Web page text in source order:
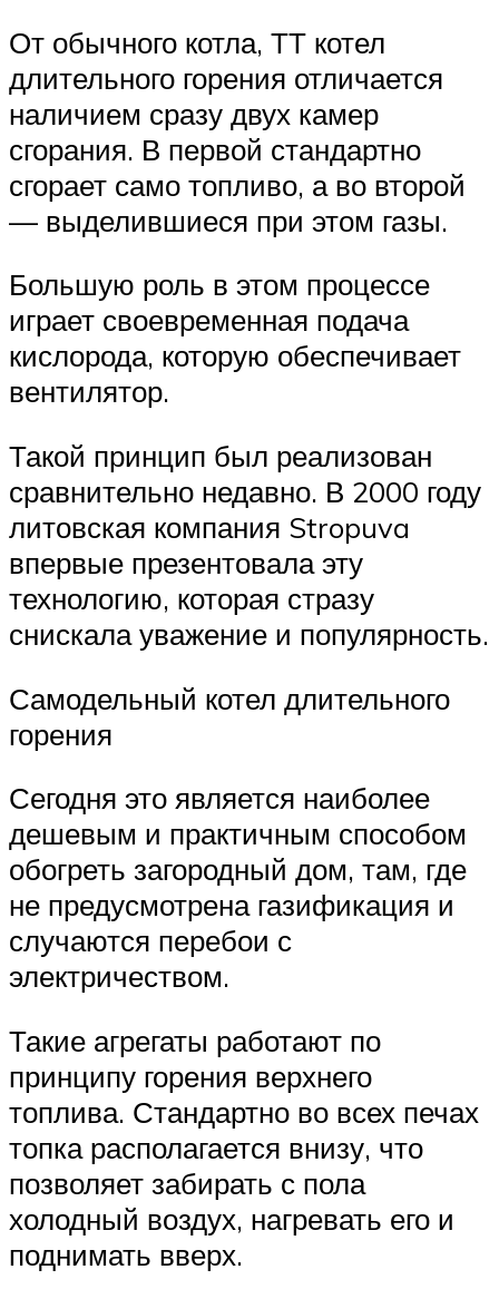
От обычного котла, ТТ котел
длительного горения отличается
наличием сразу двух камер
сгорания. В первой стандартно
сгорает само топливо, а во второй
— выделившиеся при этом газы.
Большую роль в этом процессе
играет своевременная подача
кислорода, которую обеспечивает
вентилятор.
Такой принцип был реализован
сравнительно недавно. В 2000 году
литовская компания Stropuva
впервые презентовала эту
технологию, которая стразу
снискала уважение и популярность.
Самодельный котел длительного
горения
Сегодня это является наиболее
дешевым и практичным способом
обогреть загородный дом, там, где
не предусмотрена газификация и
случаются перебои с
электричеством.
Такие агрегаты работают по
принципу горения верхнего
топлива. Стандартно во всех печах
топка располагается внизу, что
позволяет забирать с пола
холодный воздух, нагревать его и
поднимать вверх.